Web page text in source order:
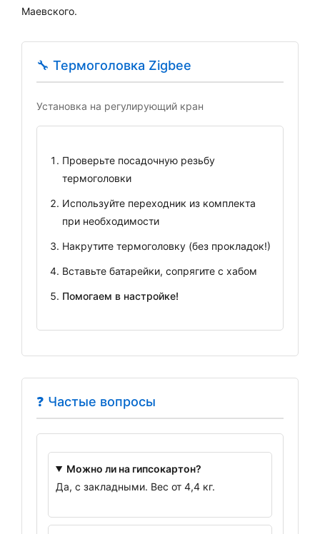
Маевского.
🔧 Термоголовка Zigbee
Установка на регулирующий кран
Проверьте посадочную резьбу
термоголовки
Используйте переходник из комплекта
при необходимости
Накрутите термоголовку (без прокладок!)
Вставьте батарейки, сопрягите с хабом
Помогаем в настройке!
❓ Частые вопросы
Можно ли на гипсокартон?
Да, с закладными. Вес от 4,4 кг.